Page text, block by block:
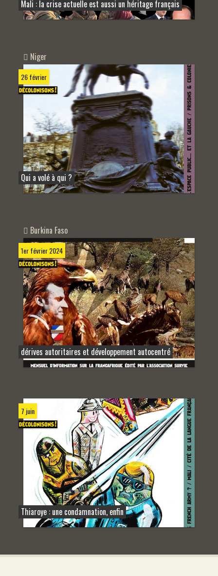
Mali : la crise actuelle est aussi un héritage français
Niger
26 février
Qui a volé à qui ?
Burkina Faso
1er février 2024
dérives autoritaires et développement autocentré
7 juin
Thiaroye : une condamnation, enfin